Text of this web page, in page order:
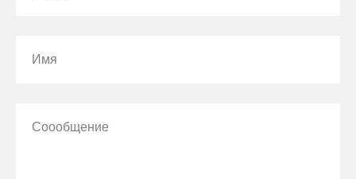
Имя
Соообщение